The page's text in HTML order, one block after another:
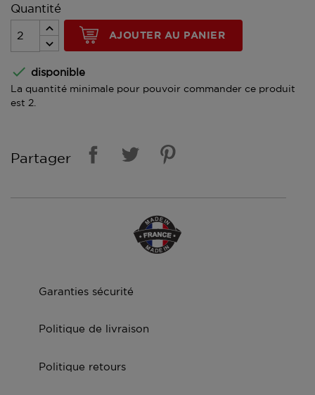
Quantité
AJOUTER AU PANIER
 disponible
La quantité minimale pour pouvoir commander ce produit
est 2.
Partager
Garanties sécurité
Politique de livraison
Politique retours